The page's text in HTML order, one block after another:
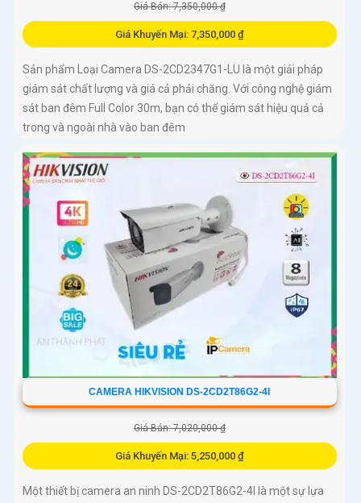
Giá Bán: 7,350,000 ₫
Giá Khuyến Mại: 7,350,000 ₫
Sản phẩm Loại Camera DS-2CD2347G1-LU là một giải pháp
giám sát chất lượng và giá cả phải chăng. Với công nghệ giám
sát ban đêm Full Color 30m, bạn có thể giám sát hiệu quả cả
trong và ngoài nhà vào ban đêm
CAMERA HIKVISION DS-2CD2T86G2-4I
Giá Bán: 7,020,000 ₫
Giá Khuyến Mại: 5,250,000 ₫
Một thiết bị camera an ninh DS-2CD2T86G2-4I là một sự lựa